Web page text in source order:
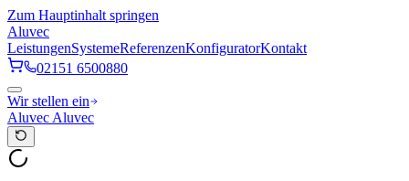
Zum Hauptinhalt springen
Aluvec
LeistungenSystemeReferenzenKonfiguratorKontakt
02151 6500880
Wir stellen ein
Aluvec Aluvec